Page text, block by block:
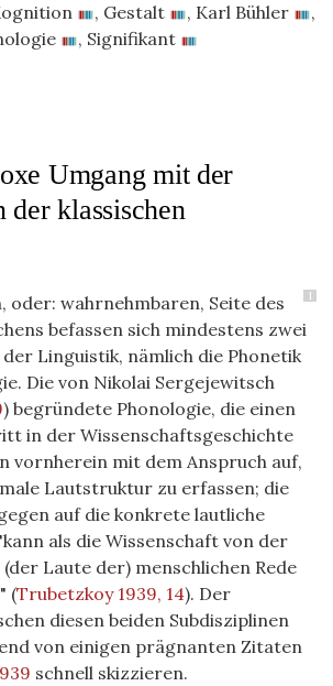
, Gestalt , Karl Bühler
,
, Signifikant
Umgang mit der
der klassischen
1
wahrnehmbaren, Seite des
befassen sich mindestens zwei
Linguistik, nämlich die Phonetik
Die von Nikolai Sergejewitsch
) begründete Phonologie, die einen
in der Wissenschaftsgeschichte
vornherein mit dem Anspruch auf,
Lautstruktur zu erfassen; die
auf die konkrete lautliche
als die Wissenschaft von der
Laute der) menschlichen Rede
(Trubetzkoy 1939, 14). Der
diesen beiden Subdisziplinen
von einigen prägnanten Zitaten
schnell skizzieren.